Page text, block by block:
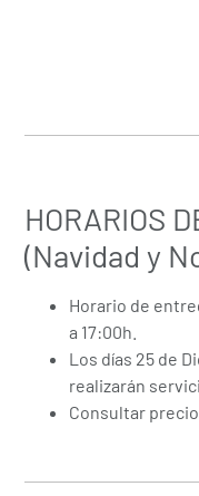
HORARIOS
(Navidad y
Horario de
a 17:00h.
Los días 25 de
realizarán
Consultar